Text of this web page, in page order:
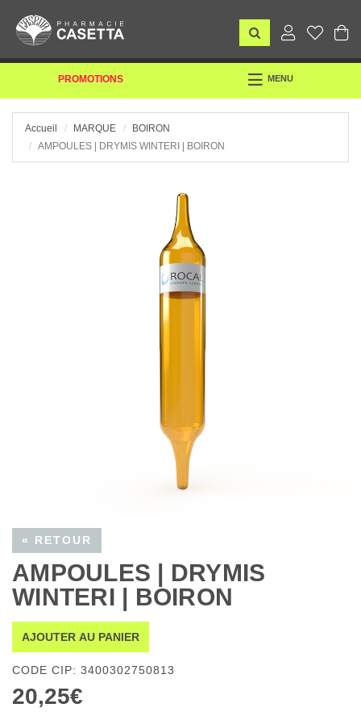
PROMOTIONS
TOGGLE
MENU
Accueil MARQUE
BOIRON
AMPOULES | DRYMIS WINTERI | BOIRON
« RETOUR
AMPOULES | DRYMIS
WINTERI | BOIRON
AJOUTER AU PANIER
CODE CIP: 3400302750813
20,25€